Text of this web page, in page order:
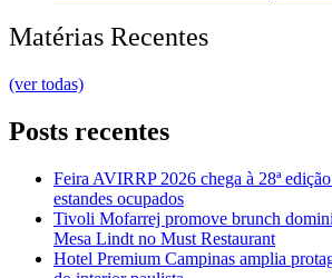
Matérias Recentes
(ver todas)
Posts recentes
Feira AVIRRP 2026 chega à 28ª
estandes ocupados
Tivoli Mofarrej promove brunch
Mesa Lindt no Must Restaurant
Hotel Premium Campinas amplia